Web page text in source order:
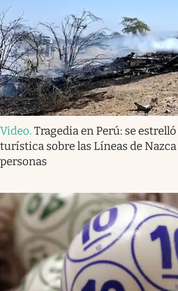
Video. Tragedia en Perú: se
turística sobre las Líneas de
personas